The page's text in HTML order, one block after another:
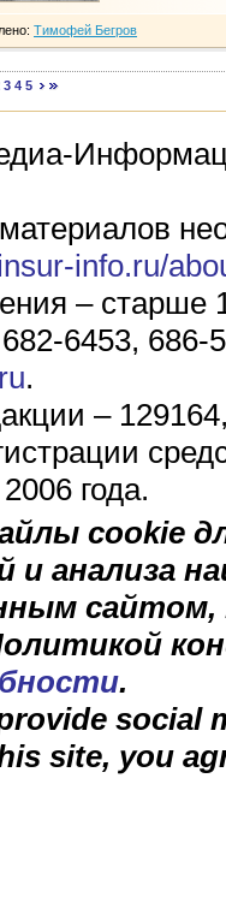
Тимофей Бегров
3 4 5
info.ru/
– старше
6453, 686-
.
–
года.
cookie
и анализа
.
social
site, you